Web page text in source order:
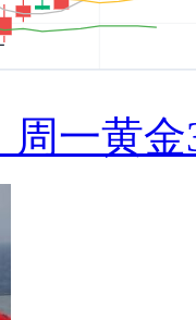
周一黄金